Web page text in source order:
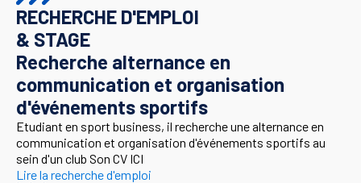
RECHERCHE D'EMPLOI
& STAGE
Recherche alternance en
communication et organisation
d'événements sportifs
Etudiant en sport business, il recherche une alternance en
communication et organisation d'événements sportifs au
sein d'un club Son CV ICI
Lire la recherche d'emploi